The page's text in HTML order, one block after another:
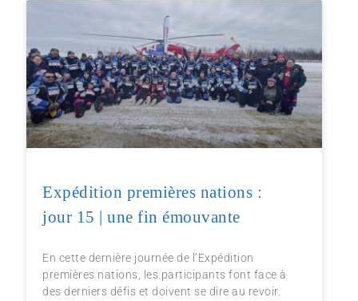
Expédition premières nations :
jour 15 | une fin émouvante
En cette dernière journée de l’Expédition
premières nations, les participants font face à
des derniers défis et doivent se dire au revoir.